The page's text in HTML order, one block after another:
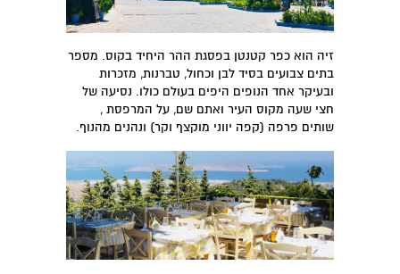
זיה הוא כפר קטנטן בפסגת ההר היחיד בקוס. מספר
בתים צבועים בסיד לבן וכחול, טברנות, מזכרות
ובעיקר אחד הנופים היפים בעולם כולו. נסיעה של
חצי שעה מקוס העיר ואתם שם, על המרפסת ,
שותים פרפה (קפה יווני מוקצף וקר) ונהנים מהנוף.